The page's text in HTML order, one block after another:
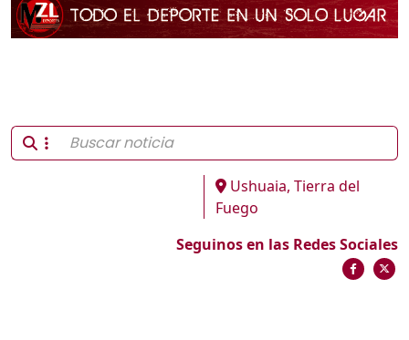
Ushuaia, Tierra del
Fuego
Seguinos en las Redes Sociales